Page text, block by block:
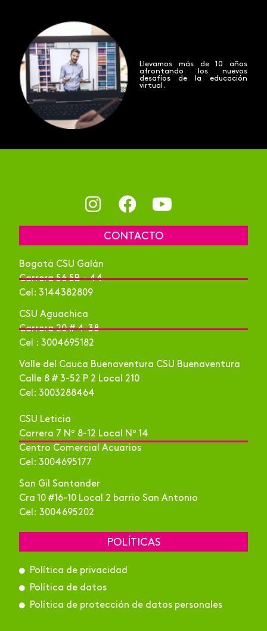
Llevamos más de 10 años
afrontando los nuevos
desafíos de la educación
virtual.
CONTACTO
Bogotá CSU Galán
Carrera 56 5B - 44
Cel: 3144382809
CSU Aguachica
Carrera 20 # 4-38
Cel : 3004695182
Valle del Cauca Buenaventura CSU Buenaventura
Calle 8 # 3-52 P 2 Local 210
Cel: 3003288464
CSU Leticia
Carrera 7 Nº 8-12 Local Nº 14
Centro Comercial Acuarios
Cel: 3004695177
San Gil Santander
Cra 10 #16-10 Local 2 barrio San Antonio
Cel: 3004695202
POLÍTICAS
Política de privacidad
Política de datos
Política de protección de datos personales